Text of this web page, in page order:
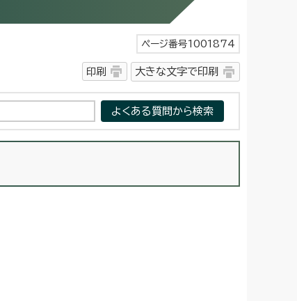
ページ番号1001874
印刷 大きな文字で印刷